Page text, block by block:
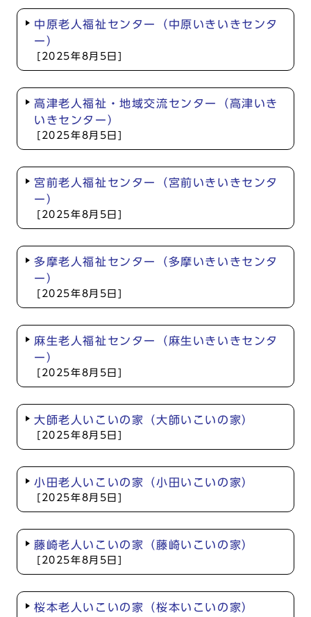
中原老人福祉センター（中原いきいきセンタ
ー）
[2025年8月5日]
高津老人福祉・地域交流センター（高津いき
いきセンター）
[2025年8月5日]
宮前老人福祉センター（宮前いきいきセンタ
ー）
[2025年8月5日]
多摩老人福祉センター（多摩いきいきセンタ
ー）
[2025年8月5日]
麻生老人福祉センター（麻生いきいきセンタ
ー）
[2025年8月5日]
大師老人いこいの家（大師いこいの家）
[2025年8月5日]
小田老人いこいの家（小田いこいの家）
[2025年8月5日]
藤崎老人いこいの家（藤崎いこいの家）
[2025年8月5日]
桜本老人いこいの家（桜本いこいの家）